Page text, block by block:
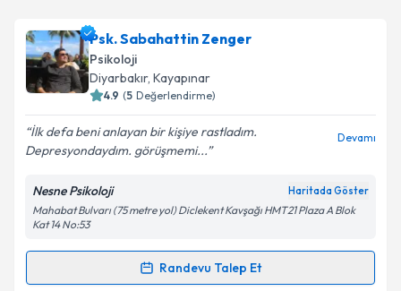
Takvim Talebini Gönder
Psk. Hakan Demiriçin randevu takvimi talebi
oluşturun. Size bu uzmandan randevu almanız için bir
takvim hazırlandığında e-posta ile bilgilendireceğiz.
Kişisel verilerimin işlenmesine ilişkin
Aydınlatma
Metni'ni okudum ve kişisel verilerimin belirtilen
kapsamda işlenmesini kabul ediyorum.
Psk. Sabahattin Zenger
Psikoloji
Diyarbakır, Kayapınar
4.9 (5 Değerlendirme)
İlk defa beni anlayan bir kişiye rastladım.
Depresyondaydım. görüşmemi...
Devamı
Nesne Psikoloji Haritada Göster
Mahabat Bulvarı (75 metre yol) Diclekent Kavşağı HMT21 Plaza A Blok
Kat 14 No:53
Randevu Talep Et
Randevu Takvimi Talebi